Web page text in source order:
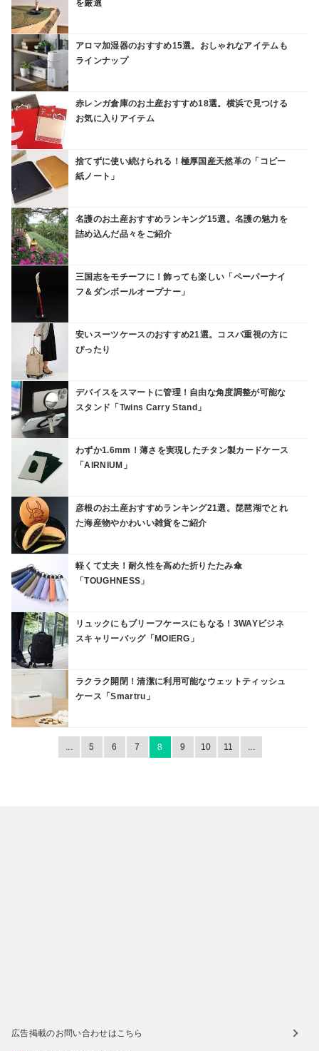
を厳選
アロマ加湿器のおすすめ15選。おしゃれなアイテムも
ラインナップ
赤レンガ倉庫のお土産おすすめ18選。横浜で見つける
お気に入りアイテム
捨てずに使い続けられる！極厚国産天然革の「コピー
紙ノート」
名護のお土産おすすめランキング15選。名護の魅力を
詰め込んだ品々をご紹介
三国志をモチーフに！飾っても楽しい「ペーパーナイ
フ＆ダンボールオープナー」
安いスーツケースのおすすめ21選。コスパ重視の方に
ぴったり
デバイスをスマートに管理！自由な角度調整が可能な
スタンド「Twins Carry Stand」
わずか1.6mm！薄さを実現したチタン製カードケース
「AIRNIUM」
彦根のお土産おすすめランキング21選。琵琶湖でとれ
た海産物やかわいい雑貨をご紹介
軽くて丈夫！耐久性を高めた折りたたみ傘
「TOUGHNESS」
リュックにもブリーフケースにもなる！3WAYビジネ
スキャリーバッグ「MOIERG」
ラクラク開閉！清潔に利用可能なウェットティッシュ
ケース「Smartru」
... 5 6 7 8 9 10 11 ...
広告掲載のお問い合わせはこちら